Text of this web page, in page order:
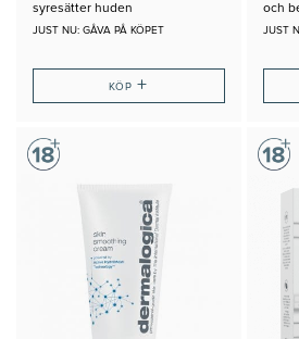
syresätter huden
JUST NU: GÅVA PÅ KÖPET
KÖP+
och
JUST